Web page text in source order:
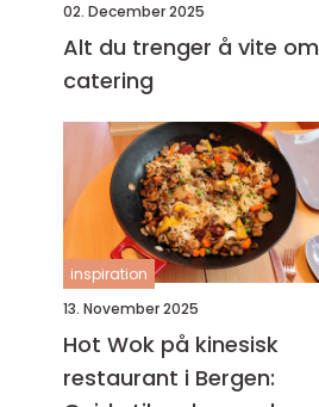
02. December 2025
Alt du trenger å vite om
catering
inspiration
13. November 2025
Hot Wok på kinesisk
restaurant i Bergen: